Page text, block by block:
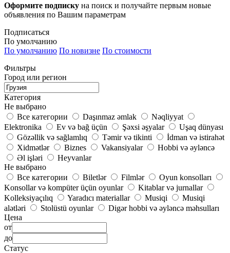
Оформите подписку на поиск и получайте первым новые
объявления по Вашим параметрам
Подписаться
По умолчанию
По умолчанию По новизне По стоимости
Фильтры
Город или регион
Категория
Не выбрано
Все категории
Daşınmaz əmlak
Nəqliyyat
Elektronika
Ev və bağ üçün Şəxsi əşyalar
Uşaq dünyası
Gözəllik və sağlamlıq
Təmir və tikinti
İdman və istirahət
Xidmətlər
Biznes Vakansiyalar
Hobbi və əyləncə
Əl işləri
Heyvanlar
Не выбрано
Все категории
Biletlər Filmlər
Oyun konsolları
Konsollar və kompüter üçün oyunlar
Kitablar və jurnallar
Kolleksiyaçılıq
Yaradıcı materiallar Musiqi
Musiqi
alətləri
Stolüstü oyunlar
Digər hobbi və əyləncə məhsulları
Цена
от
до
Статус